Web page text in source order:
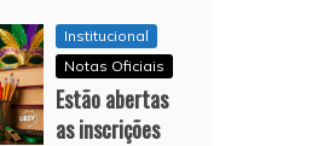
Institucional
Notas Oficiais
Estão abertas
as inscrições